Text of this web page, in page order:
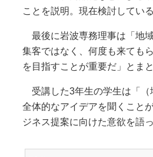
ことを説明。現在検討してい
最後に岩波専務理事は「地
集客ではなく、何度も来ても
を目指すことが重要だ」とまと
受講した3年生の学生は「（
全体的なアイデアを聞くこと
ジネス提案に向けた意欲を語っ